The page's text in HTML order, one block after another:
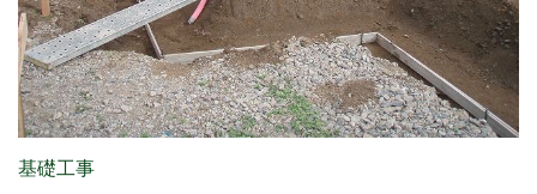
基礎工事